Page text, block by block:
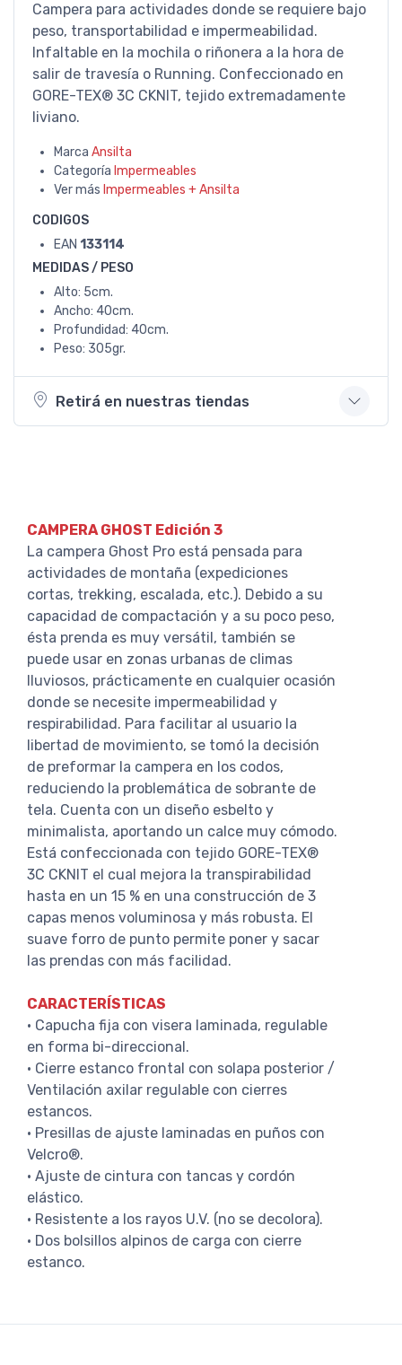
Campera para actividades donde se requiere bajo
peso, transportabilidad e impermeabilidad.
Infaltable en la mochila o riñonera a la hora de
salir de travesía o Running. Confeccionado en
GORE-TEX® 3C CKNIT, tejido extremadamente
liviano.
Marca Ansilta
Categoría Impermeables
Ver más Impermeables + Ansilta
CODIGOS
EAN 133114
MEDIDAS / PESO
Alto: 5cm.
Ancho: 40cm.
Profundidad: 40cm.
Peso: 305gr.
Retirá en nuestras tiendas
CAMPERA GHOST Edición 3
La campera Ghost Pro está pensada para
actividades de montaña (expediciones
cortas, trekking, escalada, etc.). Debido a su
capacidad de compactación y a su poco peso,
ésta prenda es muy versátil, también se
puede usar en zonas urbanas de climas
lluviosos, prácticamente en cualquier ocasión
donde se necesite impermeabilidad y
respirabilidad. Para facilitar al usuario la
libertad de movimiento, se tomó la decisión
de preformar la campera en los codos,
reduciendo la problemática de sobrante de
tela. Cuenta con un diseño esbelto y
minimalista, aportando un calce muy cómodo.
Está confeccionada con tejido GORE-TEX®
3C CKNIT el cual mejora la transpirabilidad
hasta en un 15 % en una construcción de 3
capas menos voluminosa y más robusta. El
suave forro de punto permite poner y sacar
las prendas con más facilidad.
CARACTERÍSTICAS
· Capucha fija con visera laminada, regulable
en forma bi-direccional.
· Cierre estanco frontal con solapa posterior /
Ventilación axilar regulable con cierres
estancos.
· Presillas de ajuste laminadas en puños con
Velcro®.
· Ajuste de cintura con tancas y cordón
elástico.
· Resistente a los rayos U.V. (no se decolora).
· Dos bolsillos alpinos de carga con cierre
estanco.